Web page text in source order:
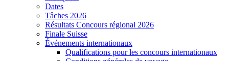
Dates
Tâches 2026
Résultats Concours régional 2026
Finale Suisse
Événements internationaux
Qualifications pour les concours internationaux